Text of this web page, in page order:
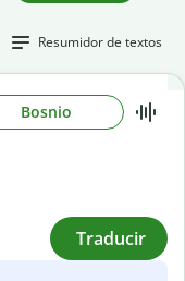
Resumidor de textos
Bosnio
Traducir